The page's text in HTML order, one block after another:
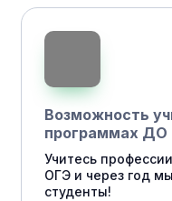
Возможность
программах ДО
Учитесь
ОГЭ и через год
студенты!